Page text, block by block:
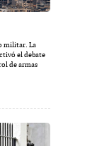
militar. La
el debate
de armas